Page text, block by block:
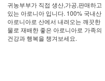
귀농부부가 직접 생산,가공,판매하고
있는 아로니아 입니다. 100% 국내산
아로니아로 산에서 내려오는 깨끗한
물로 재배한 좋은 아로니아로 가족의
건강과 행복을 챙겨보세요.